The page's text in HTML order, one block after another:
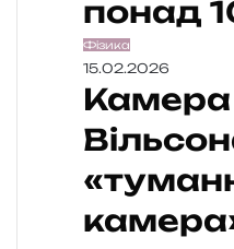
понад
Фізика
15.02.2026
Камера